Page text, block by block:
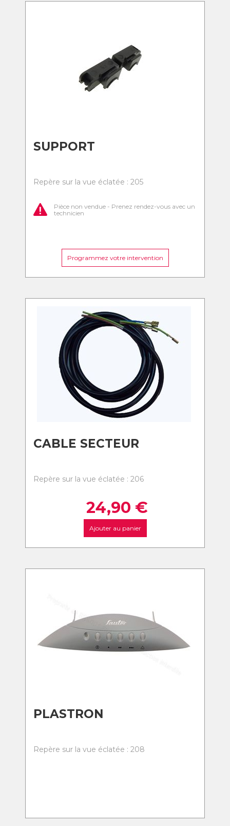
SUPPORT
Repère sur la vue éclatée : 205
Pièce non vendue - Prenez rendez-vous avec un
technicien
Programmez votre intervention
CABLE SECTEUR
Repère sur la vue éclatée : 206
24,90 €
Ajouter au panier
PLASTRON
Repère sur la vue éclatée : 208